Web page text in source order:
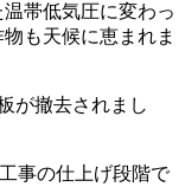
帯低気圧に変わっ
も天候に恵まれま
が撤去されまし
事の仕上げ段階で